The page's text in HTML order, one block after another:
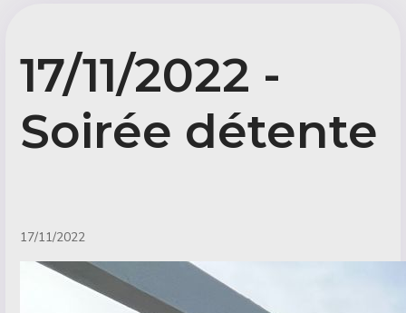
17/11/2022 -
Soirée détente
17/11/2022